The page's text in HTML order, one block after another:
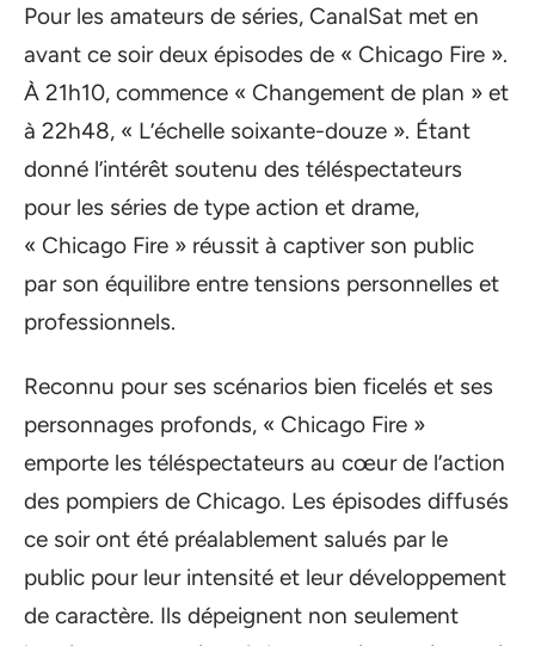
Pour les amateurs de séries, CanalSat met en
avant ce soir deux épisodes de « Chicago Fire ».
À 21h10, commence « Changement de plan » et
à 22h48, « L’échelle soixante-douze ». Étant
donné l’intérêt soutenu des téléspectateurs
pour les séries de type action et drame,
« Chicago Fire » réussit à captiver son public
par son équilibre entre tensions personnelles et
professionnels.
Reconnu pour ses scénarios bien ficelés et ses
personnages profonds, « Chicago Fire »
emporte les téléspectateurs au cœur de l’action
des pompiers de Chicago. Les épisodes diffusés
ce soir ont été préalablement salués par le
public pour leur intensité et leur développement
de caractère. Ils dépeignent non seulement